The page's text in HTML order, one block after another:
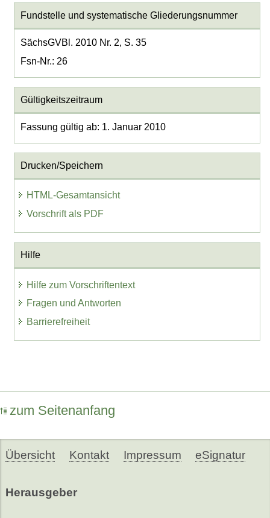
Fundstelle und systematische Gliederungsnummer
SächsGVBl. 2010 Nr. 2, S. 35
Fsn-Nr.: 26
Gültigkeitszeitraum
Fassung gültig ab: 1. Januar 2010
Drucken/Speichern
HTML-Gesamtansicht
Vorschrift als PDF
Hilfe
Hilfe zum Vorschriftentext
Fragen und Antworten
Barrierefreiheit
zum Seitenanfang
Übersicht Kontakt Impressum eSignatur
Herausgeber